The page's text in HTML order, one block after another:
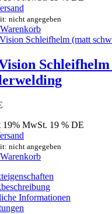
nicht angegeben
19% MwSt. 19 % DE
nicht angegeben
Informationen